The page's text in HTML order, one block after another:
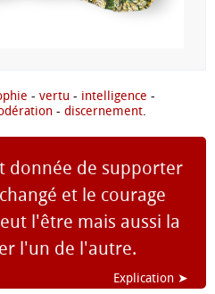
- vertu - intelligence -
- discernement.
donnée de supporter
et le courage
l'être mais aussi la
l'un de l'autre.
Explication ➤